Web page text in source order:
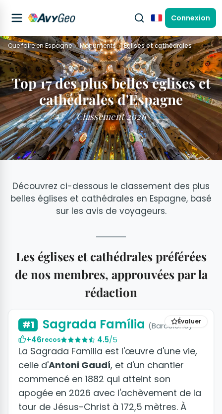
FrançaisConnexion
Que faire en Espagne Monuments Églises et cathédrales
Top 17 des plus belles églises et
cathédrales d'Espagne
Classement 2026
Découvrez ci-dessous le classement des plus
belles églises et cathédrales en Espagne, basé
sur les avis de voyageurs.
Les églises et cathédrales préférées
de nos membres, approuvées par la
rédaction
Évaluer
#1 Sagrada Família (Barcelone)
+46recos 4.5/5
La Sagrada Familia est l'œuvre d'une vie,
celle d'Antoni Gaudí, et d'un chantier
commencé en 1882 qui atteint son
apogée en 2026 avec l'achèvement de la
tour de Jésus-Christ à 172,5 mètres. À